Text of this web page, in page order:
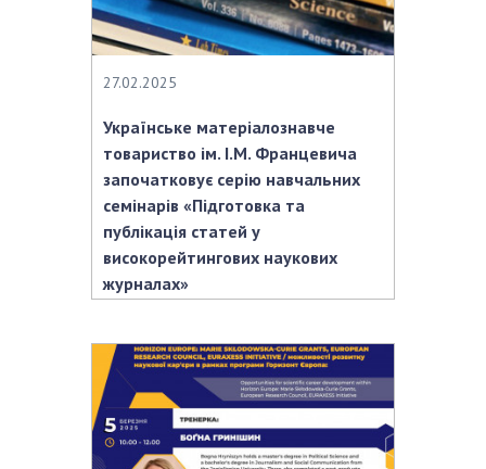
27.02.2025
Українське матеріалознавче
товариство ім. І.М. Францевича
започатковує серію навчальних
семінарів «Підготовка та
публікація статей у
високорейтингових наукових
журналах»